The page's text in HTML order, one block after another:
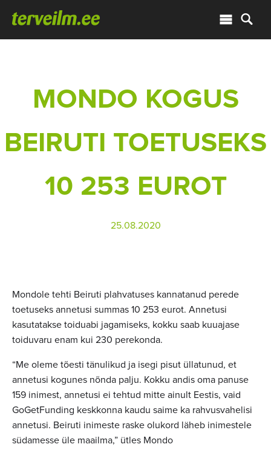
MONDO KOGUS
BEIRUTI TOETUSEKS
10 253 EUROT
25.08.2020
Mondole tehti Beiruti plahvatuses kannatanud perede
toetuseks annetusi summas 10 253 eurot. Annetusi
kasutatakse toiduabi jagamiseks, kokku saab kuuajase
toiduvaru enam kui 230 perekonda.
“Me oleme tõesti tänulikud ja isegi pisut üllatunud, et
annetusi kogunes nõnda palju. Kokku andis oma panuse
159 inimest, annetusi ei tehtud mitte ainult Eestis, vaid
GoGetFunding keskkonna kaudu saime ka rahvusvahelisi
annetusi. Beiruti inimeste raske olukord läheb inimestele
südamesse üle maailma,” ütles Mondo